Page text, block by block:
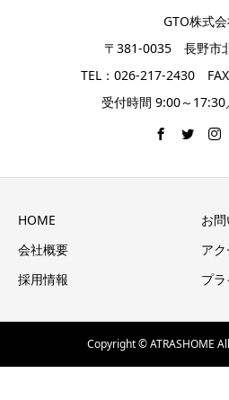
GTO株式
〒381-0035 長野市
TEL：026-217-2430
受付時間 9:00～
HOME
お
会社概要
アク
採用情報
プ
Copyright © ATRASHOME